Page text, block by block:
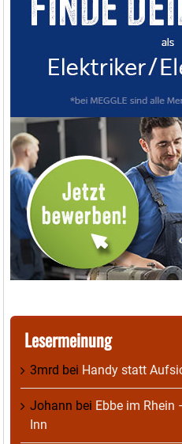
Lesermeinung
3mrd bei Handy statt
Johann bei Ebbe im Rhein
Inn